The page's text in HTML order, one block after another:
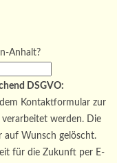
Anhalt?
DSGVO:
Kontaktformular zur
werden. Die
auf Wunsch gelöscht.
für die Zukunft per E-